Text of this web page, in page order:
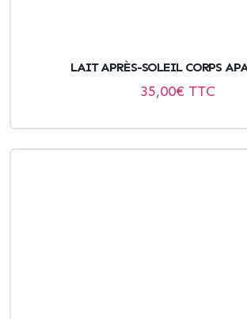
LAIT APRÈS-SOLEIL CORPS
35,00€ TTC